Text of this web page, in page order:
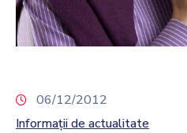
06/12/2012
Informații de actualitate